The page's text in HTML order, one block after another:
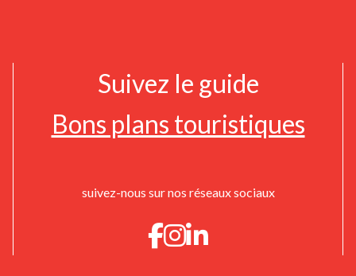
Suivez le guide
Bons plans touristiques
suivez-nous sur nos réseaux sociaux